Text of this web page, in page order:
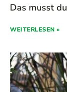
Das musst
WEITERLESEN »